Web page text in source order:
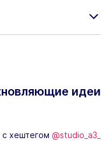
идеи
хештегом @studio_a3_